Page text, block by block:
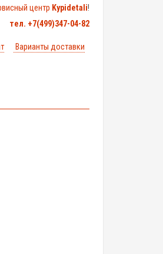
центр Kypidetali!
тел. +7(499)347-04-82
Варианты доставки